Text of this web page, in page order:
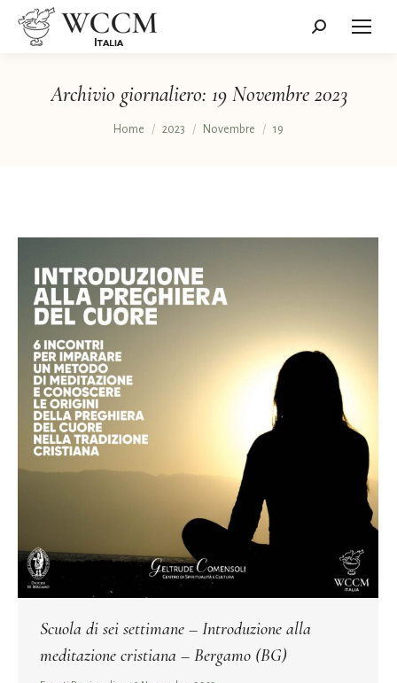
Cerca:
Archivio giornaliero: 19 Novembre 2023
Tu sei qui:
Home 2023 Novembre 19
Scuola di sei settimane – Introduzione alla
meditazione cristiana – Bergamo (BG)